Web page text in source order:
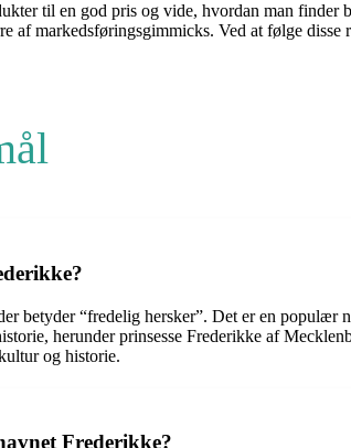
til en god pris og vide, hvordan man
af markedsføringsgimmicks. Ved at følge
betyder “fredelig hersker”. Det er en
herunder prinsesse Frederikke af
og historie.
Frederikke?